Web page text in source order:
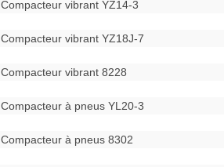
Compacteur vibrant YZ14-3
Compacteur vibrant YZ18J-7
Compacteur vibrant 8228
Compacteur à pneus YL20-3
Compacteur à pneus 8302